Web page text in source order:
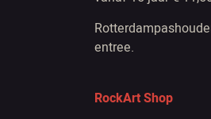
entree.
RockArt Shop